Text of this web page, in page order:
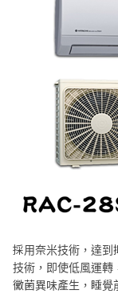
採用奈米技術，達到
技術，即使低風運轉
黴菌異味產生，睡覺